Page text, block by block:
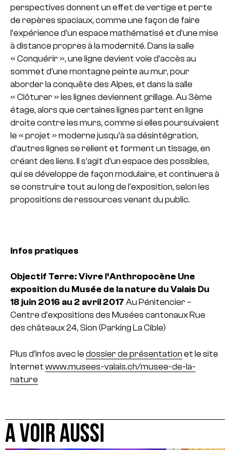
perspectives donnent un effet de vertige et perte
de repères spaciaux, comme une façon de faire
l’expérience d’un espace mathématisé et d’une mise
à distance propres à la modernité. Dans la salle
« Conquérir », une ligne devient voie d’accès au
sommet d’une montagne peinte au mur, pour
aborder la conquête des Alpes, et dans la salle
« Clôturer » les lignes deviennent grillage. Au 3ème
étage, alors que certaines lignes partent en ligne
droite contre les murs, comme si elles poursuivaient
le « projet » moderne jusqu’à sa désintégration,
d’autres lignes se relient et forment un tissage, en
créant des liens. Il s’agit d’un espace des possibles,
qui se développe de façon modulaire, et continuera à
se construire tout au long de l’exposition, selon les
propositions de ressources venant du public.
Infos pratiques
Objectif Terre: Vivre l’Anthropocène Une
exposition du Musée de la nature du Valais Du
18 juin 2016 au 2 avril 2017 Au Pénitencier –
Centre d’expositions des Musées cantonauxRue
des châteaux 24, Sion (Parking La Cible)
Plus d’infos avec le dossier de présentation et le site
Internet www.musees-valais.ch/musee-de-la-
nature
A VOIR AUSSI